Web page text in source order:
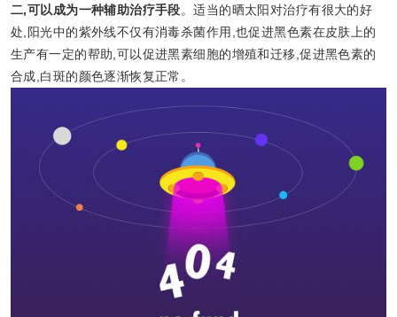
二,可以成为一种辅助治疗手段。适当的晒太阳对治疗有很大的好
处,阳光中的紫外线不仅有消毒杀菌作用,也促进黑色素在皮肤上的
生产有一定的帮助,可以促进黑素细胞的增殖和迁移,促进黑色素的
合成,白斑的颜色逐渐恢复正常。